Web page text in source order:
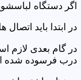
اگر دستگاه
در ابتدا باید
در گام بعدی لازم
درب فرسوده شده